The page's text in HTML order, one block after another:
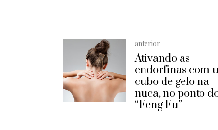
anterior
Ativando as
endorfinas com
cubo de gelo na
nuca, no ponto
“Feng Fu”